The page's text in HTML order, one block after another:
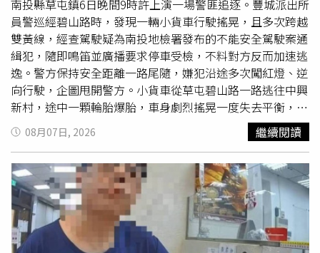
法人員及時將他攔截拘提到案，並查扣現金2800元及手機2
支，讓原本企圖「領完就跑」的快閃計畫當場破功。左營分
局表示，4名外籍人士均涉嫌提領詐欺贓款，案件經檢察官
偵辦後向法院聲請羈押，均獲裁准。面對詐騙集團利用外籍
人士短期入境、快速提款、立即出境的新型犯罪模式，警方
將持續結合移民、航警及檢察機關情資，從入境、提領一路
追查至出境環節，壓縮境外 車手犯案空間。警方也呼籲客
運、計程車、旅宿、金融機構及超商等第一線從業人員，若
發現外籍人士頻繁在ATM提領大量現金、行為異常或疑似擔
任詐騙車手，可立即通報警方；經檢舉並成功查獲者，最高
可依規定獲得新台幣1萬元檢舉獎金，共同阻斷詐騙集團的
金流與犯罪鏈。
南投縣草屯鎮6日晚間9時許上演一場警匪追逐。豐城派出所
員警巡經碧山路時，發現一輛小貨車行駛搖晃，且多次跨越
雙黃線，經查駕駛疑為南投地檢署發布的不能安全駕駛案通
緝犯，隨即鳴笛並廣播要求停車受檢，不料對方反而加速逃
逸。警方保持安全距離一路尾隨，嫌犯沿途多次闖紅燈、逆
向行駛，企圖甩開警方。小貨車從草屯碧山路一路逃往中興
新村，途中一顆輪胎爆胎，車身劇烈搖晃一度失去平衡，嫌
犯仍硬撐著剩3輪繼續逃竄，沿台3線往名間鄉方向逃去。逃
至名間鄉濁水車站附近平交道時，管制燈已亮起、警示聲響
起，柵欄也正降下，駕駛竟是直接駛入，撞斷平交道柵欄後
繼續逃逸。警方考量周邊用路人及行車安全，決定放棄尾
隨，整段追逐距離超過20公里。有目擊民眾在Threads上傳
影片，驚呼「沒有人說南投也能見到俠盜獵車手！」。警方
強調，全程未造成任何人車傷亡，將持續掌握嫌疑人動向，
展開追緝。
08月07日, 2026 繼續閱讀